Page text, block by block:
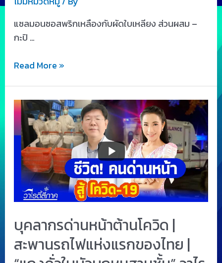
แซลมอนซอสพริกเหลืองกับผัดใบเหลียง ส่วนผสม –
กะปิ …
Read More »
บุคลากรด่านหน้าต้านโควิด |
สะพานรถไฟแห่งแรกของไทย |